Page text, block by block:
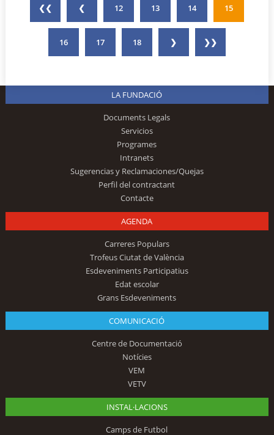
❮❮ ❮ 12 13 14 15
16 17 18 ❯ ❯❯
LA FUNDACIÓ
Documents Legals
Servicios
Programes
Intranets
Sugerencias y Reclamaciones/Quejas
Perfil del contractant
Contacte
AGENDA
Carreres Populars
Trofeus Ciutat de València
Esdeveniments Participatius
Edat escolar
Grans Esdeveniments
COMUNICACIÓ
Centre de Documentació
Notícies
VEM
VETV
INSTAL·LACIONS
Camps de Futbol